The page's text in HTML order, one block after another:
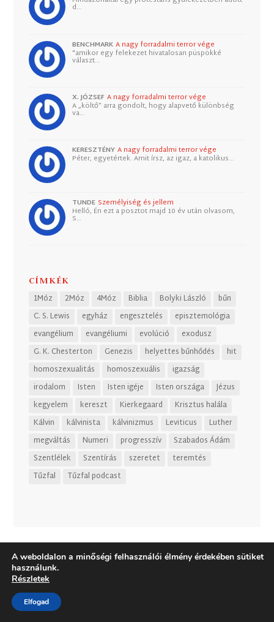
d…
BENCHMARK A nagy forradalmi terror vége
"amikor egy felekezet hivatalosan püspökké
választ…
X. JÓZSEF A nagy forradalmi terror vége
A „költő” arra gondolt, hogy alapvető különbség
va…
KERESZTÉNY A nagy forradalmi terror vége
Péter, egyetértek. Amit írsz, az igaz, a katolikus…
TUNDE Személyiség és jellem
Helló, Én ezt a posztot majd 10 év után olvasom,
S…
CÍMKÉK
1Móz 2Móz 4Móz Biblia Bolyki László
bűn
C. S. Lewis
egyház engesztelés
episztemológia
evangélium
evangéliumi evolúció
exodusz
G. K. Chesterton
Genezis helyettes bűnhődés
hit
homoszexualitás
homoszexuális
igazság
irodalom
Isten Isten igéje Isten országa
Jézus
kegyelem
kereszt Kierkegaard
Krisztus halála
Kálvin
kálvinista kálvinizmus Leviticus
Luther
megváltás
Numeri progresszív
Szabados Ádám
Szentlélek
Szentírás szeretet
teremtés
Tűzfal
Tűzfal podcast
Dizájn:
A weboldalon a minőségi felhasználói élmény érdekében sütiket
használunk.
Részletek
Elfogad